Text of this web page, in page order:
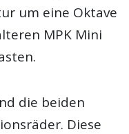
um eine Oktave
MPK Mini
die beiden
Diese